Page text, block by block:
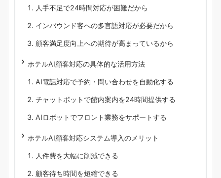
人手不足で24時間対応が困難だから
インバウンド客への多言語対応が必要だから
顧客満足度向上への期待が高まっているから
ホテルAI顧客対応の具体的な活用方法
AI電話対応で予約・問い合わせを自動化する
チャットボットで館内案内を24時間提供する
AIロボットでフロント業務をサポートする
ホテルAI顧客対応システム導入のメリット
人件費を大幅に削減できる
顧客待ち時間を短縮できる